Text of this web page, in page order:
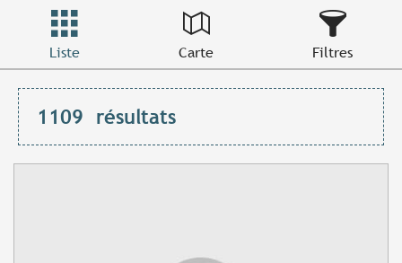
Liste Carte Filtres
1109 résultats